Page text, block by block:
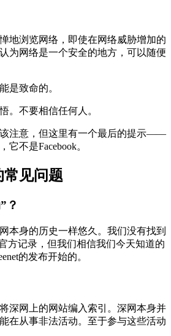
地浏览网络，即使在网络威胁增加的
为网络是一个安全的地方，可以随便
是致命的。
。不要相信任何人。
注意，但这里有一个最后的提示——
不是Facebook。
常见问题
？
本身的历史一样悠久。我们没有找到
方记录，但我们相信我们今天知道的
的发布开始的。
深网上的网站编入索引。深网本身并
在从事非法活动。至于参与这些活动